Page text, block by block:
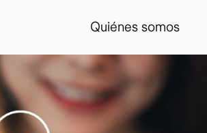
Quiénes somos